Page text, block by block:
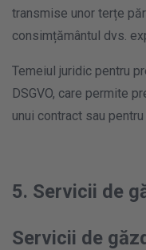
transmise unor terțe
consimțământul dvs.
Temeiul juridic pentru
DSGVO, care permite
unui contract sau
5. Servicii de
Servicii de